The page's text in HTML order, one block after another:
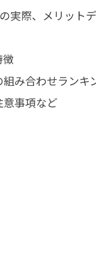
実際、メリット
み合わせランキ
事項など